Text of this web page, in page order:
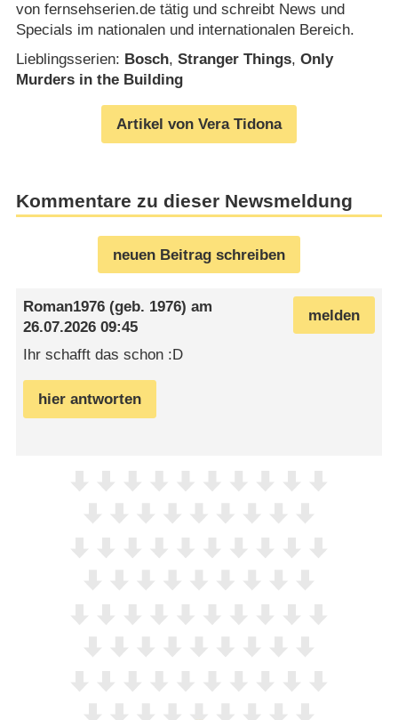
von fernsehserien.de tätig und schreibt News und
Specials im nationalen und internationalen Bereich.
Lieblingsserien: Bosch, Stranger Things, Only
Murders in the Building
Artikel von Vera Tidona
Kommentare zu dieser Newsmeldung
neuen Beitrag schreiben
melden
Roman1976 (geb. 1976) am
26.07.2026 09:45
Ihr schafft das schon :D
hier antworten